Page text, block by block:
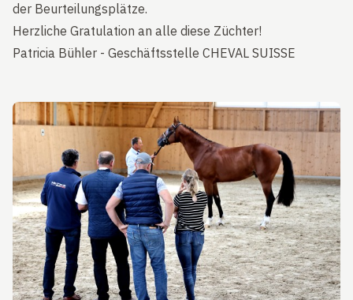
der Beurteilungsplätze.
Herzliche Gratulation an alle diese Züchter!
Patricia Bühler - Geschäftsstelle CHEVAL SUISSE